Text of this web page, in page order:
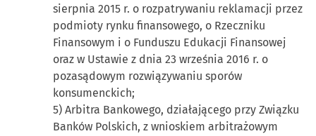
sierpnia 2015 r. o rozpatrywaniu reklamacji przez
podmioty rynku finansowego, o Rzeczniku
Finansowym i o Funduszu Edukacji Finansowej
oraz w Ustawie z dnia 23 września 2016 r. o
pozasądowym rozwiązywaniu sporów
konsumenckich;
5) Arbitra Bankowego, działającego przy Związku
Banków Polskich, z wnioskiem arbitrażowym